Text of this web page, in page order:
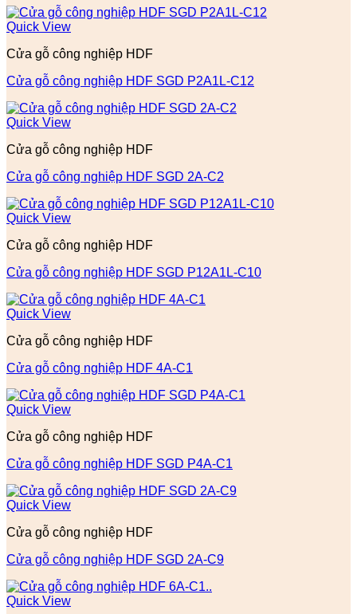
Quick View
Cửa gỗ công nghiệp HDF
Cửa gỗ công nghiệp HDF SGD P2A1L-C12
Quick View
Cửa gỗ công nghiệp HDF
Cửa gỗ công nghiệp HDF SGD 2A-C2
Quick View
Cửa gỗ công nghiệp HDF
Cửa gỗ công nghiệp HDF SGD P12A1L-C10
Quick View
Cửa gỗ công nghiệp HDF
Cửa gỗ công nghiệp HDF 4A-C1
Quick View
Cửa gỗ công nghiệp HDF
Cửa gỗ công nghiệp HDF SGD P4A-C1
Quick View
Cửa gỗ công nghiệp HDF
Cửa gỗ công nghiệp HDF SGD 2A-C9
Quick View